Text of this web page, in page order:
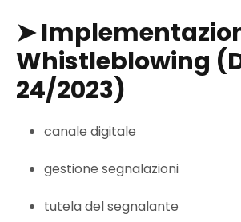
➤
Whistleblowing
24/2023)
canale digitale
gestione segnalazioni
tutela del segnalante